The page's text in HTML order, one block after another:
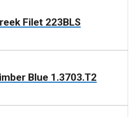
Filet 223BLS
Blue 1.3703.T2